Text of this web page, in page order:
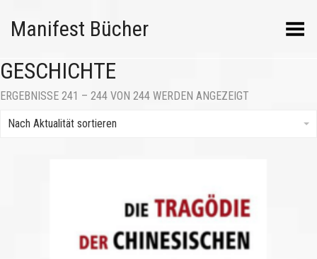
Manifest Bücher Menü umschalten
GESCHICHTE
ERGEBNISSE 241 – 244 VON 244 WERDEN ANGEZEIGT
Nach Aktualität sortieren